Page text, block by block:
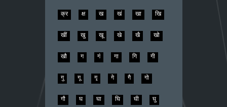
क्र क्ष ख खं खा खि
खीं खु खू खे खै खो
खौ ग गं गा गि गी
गु गू गृ गे गै गो
गौ घ घा घि घी घु